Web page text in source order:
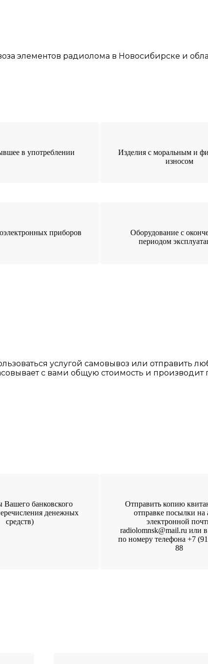
элементов радиолома в Новосибирске и
в употреблении
Изделия с моральным и
износом
приборов
Оборудование с
периодом
услугой самовывоз или отправить
ваетс вами общую стоимость и производит
Вашего банковского
денежных
средств)
Отправить копию
отправке посылки на
электронной
radiolomnsk@mail.ru или
по номеру телефона +7
88